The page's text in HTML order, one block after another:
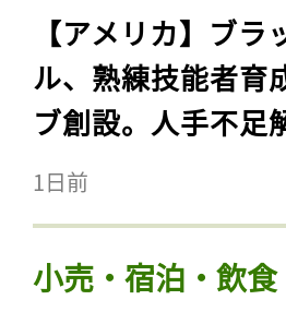
【アメリカ】ブ
ル、熟練技能者育
ブ創設。人手不足
1日前
小売・宿泊・飲